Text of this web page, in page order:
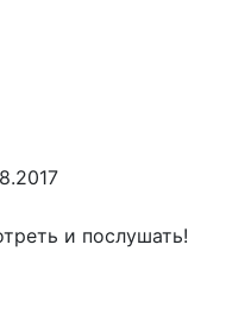
и послушать!